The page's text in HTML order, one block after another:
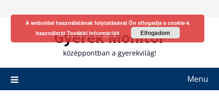
Gyerek Monitor
középpontban a gyerekvilág!
Menu
A weboldal használatának folytatásával Ön elfogadja a cookie-k
használatát További információk Elfogadom